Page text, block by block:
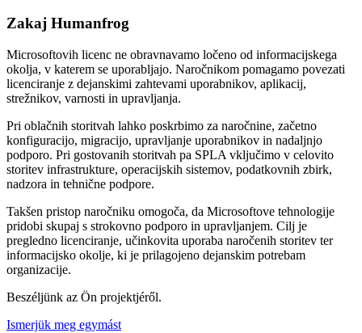
Zakaj Humanfrog
Microsoftovih licenc ne obravnavamo ločeno od informacijskega
okolja, v katerem se uporabljajo. Naročnikom pomagamo povezati
licenciranje z dejanskimi zahtevami uporabnikov, aplikacij,
strežnikov, varnosti in upravljanja.
Pri oblačnih storitvah lahko poskrbimo za naročnine, začetno
konfiguracijo, migracijo, upravljanje uporabnikov in nadaljnjo
podporo. Pri gostovanih storitvah pa SPLA vključimo v celovito
storitev infrastrukture, operacijskih sistemov, podatkovnih zbirk,
nadzora in tehnične podpore.
Takšen pristop naročniku omogoča, da Microsoftove tehnologije
pridobi skupaj s strokovno podporo in upravljanjem. Cilj je
pregledno licenciranje, učinkovita uporaba naročenih storitev ter
informacijsko okolje, ki je prilagojeno dejanskim potrebam
organizacije.
Beszéljünk az Ön projektjéről.
Ismerjük meg egymást